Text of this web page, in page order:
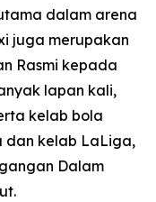
dalam arena
juga merupakan
Rasmi kepada
lapan kali,
kelab bola
dan kelab LaLiga,
Dalam